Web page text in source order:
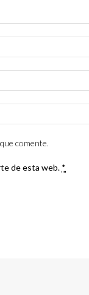
comente.
de esta web. *